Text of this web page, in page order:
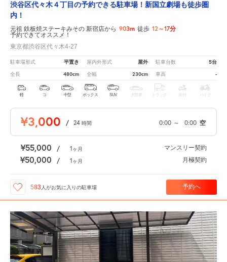
渋谷区代々木４丁目の予約できる駐車場！新国立劇場も徒歩圏
内！
元祖 鉄板焼ステーキみその 新宿店から 903m 徒歩 12～17分
予約できてオススメ！
東京都渋谷区代々木4-27
駐車場形式 平置き 屋内外形式 屋外 駐車台数 5台
全長 480cm 全幅 230cm 車高 -
軽 コ 中型 ボックス SUV 大型車 トラック 原付 バイク
¥3,000 / 24 時間 0:00 ～ 0:00 空
¥55,000 / 1ヶ月 マンスリー契約
¥50,000 / 1ヶ月 月極契約
583 人がお気に入りの駐車場 予約へ